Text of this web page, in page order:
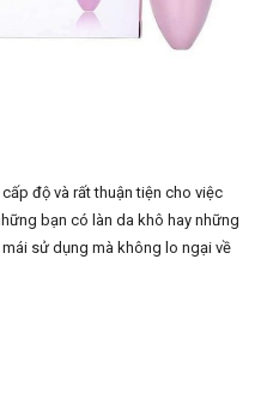
độ và rất thuận tiện cho việc
bạn có làn da khô hay những
sử dụng mà không lo ngại về